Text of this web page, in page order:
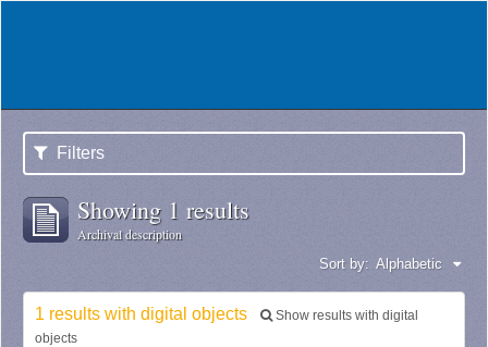
Filters
Showing 1 results
Archival description
Sort by: Alphabetic
1 results with digital objects
Show results with digital
objects